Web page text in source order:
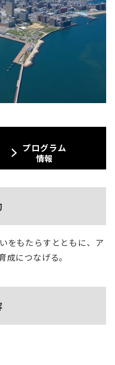
プログラム
情報
をもたらすとともに、ア
につなげる。